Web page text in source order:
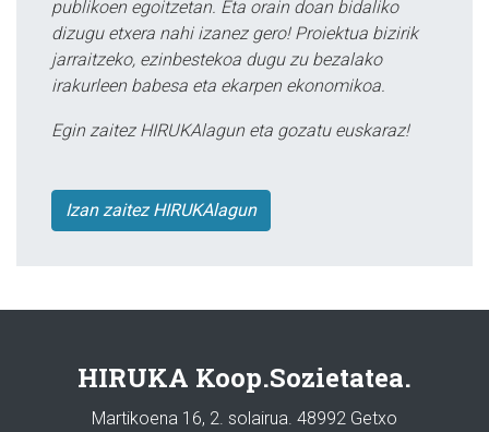
publikoen egoitzetan. Eta orain doan bidaliko
dizugu etxera nahi izanez gero! Proiektua bizirik
jarraitzeko, ezinbestekoa dugu zu bezalako
irakurleen babesa eta ekarpen ekonomikoa.
Egin zaitez HIRUKAlagun eta gozatu euskaraz!
Izan zaitez HIRUKAlagun
HIRUKA Koop.Sozietatea.
Martikoena 16, 2. solairua. 48992 Getxo